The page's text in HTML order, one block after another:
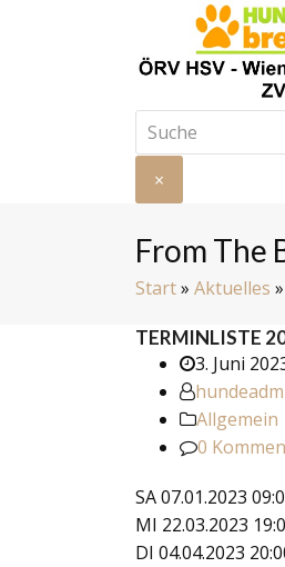
Suche
×
Suche
schließen
From The
Start» Aktuelles »
TERMINLISTE
3. Juni
Allgemein
0
SA 07.01.2023
MI 22.03.2023
DI 04.04.2023